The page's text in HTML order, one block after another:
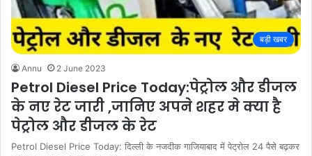
बड़ी खबर
Annu 2 June 2023
Petrol Diesel Price Today:पेट्रोल और डीजल
के नए रेट जारी ,जानिए अपने शहर मे क्या है
पेट्रोल और डीजल के रेट
Petrol Diesel Price Today: दिल्ली के नजदीक गाजियाबाद में पेट्रोल 24 पैसे बढ़कर